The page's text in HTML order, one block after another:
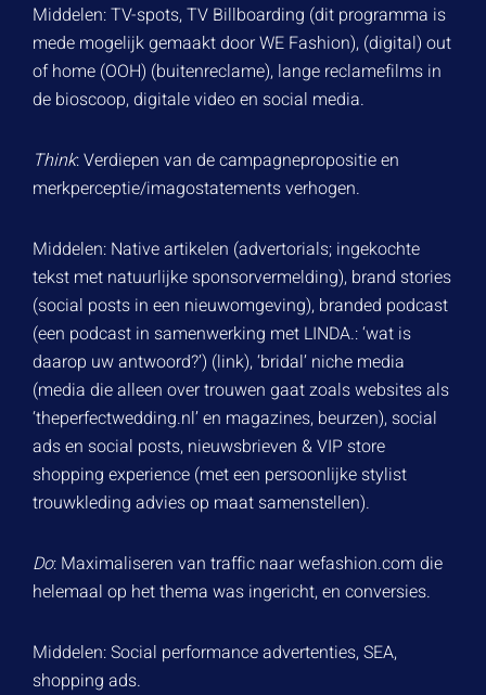
Middelen: TV-spots, TV Billboarding (dit programma is
mede mogelijk gemaakt door WE Fashion), (digital) out
of home (OOH) (buitenreclame), lange reclamefilms in
de bioscoop, digitale video en social media.
Think: Verdiepen van de campagnepropositie en
merkperceptie/imagostatements verhogen.
Middelen: Native artikelen (advertorials; ingekochte
tekst met natuurlijke sponsorvermelding), brand stories
(social posts in een nieuwomgeving), branded podcast
(een podcast in samenwerking met LINDA.: ‘wat is
daarop uw antwoord?’) (link), ‘bridal’ niche media
(media die alleen over trouwen gaat zoals websites als
‘theperfectwedding.nl’ en magazines, beurzen), social
ads en social posts, nieuwsbrieven & VIP store
shopping experience (met een persoonlijke stylist
trouwkleding advies op maat samenstellen).
Do: Maximaliseren van traffic naar wefashion.com die
helemaal op het thema was ingericht, en conversies.
Middelen: Social performance advertenties, SEA,
shopping ads.